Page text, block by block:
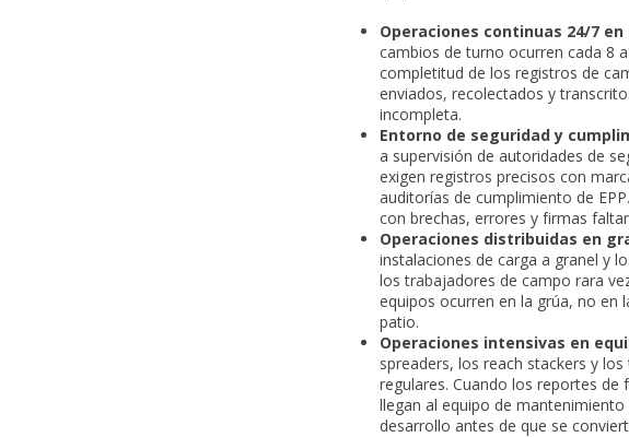
Operaciones continuas 24/7
cambios de turno ocurren cada 8
completitud de los registros de
enviados, recolectados y
incompleta.
Entorno de seguridad y
a supervisión de autoridades de
exigen registros precisos con
auditorías de cumplimiento de
con brechas, errores y firmas
Operaciones distribuidas en
instalaciones de carga a granel y
los trabajadores de campo rara
equipos ocurren en la grúa, no en
patio.
Operaciones intensivas en
spreaders, los reach stackers y
regulares. Cuando los reportes
llegan al equipo de
desarrollo antes de que se